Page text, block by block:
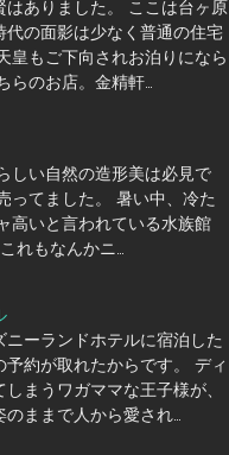
ありました。 ここは台ヶ原
の面影は少なく普通の住宅
皇もご下向されお泊りになら
のお店。金精軒…
しい自然の造形美は必見で
ってました。 暑い中、冷た
高いと言われている水族館
れもなんかニ…
ーランドホテルに宿泊した
約が取れたからです。 ディ
まうワガママな王子様が、
ままで人から愛され…